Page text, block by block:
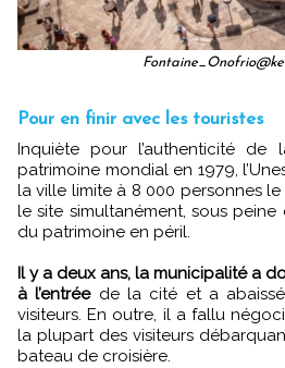
Pour en finir avec les touristes
patrimoine mondial en 1979,
la ville limite à 8 000 personnes
le site simultanément, sous peine
du patrimoine en péril.
Il y a deux ans, la municipalité a
à l’entréede la cité et a
visiteurs. En outre, il a fallu
la plupart des visiteurs
bateau de croisière.